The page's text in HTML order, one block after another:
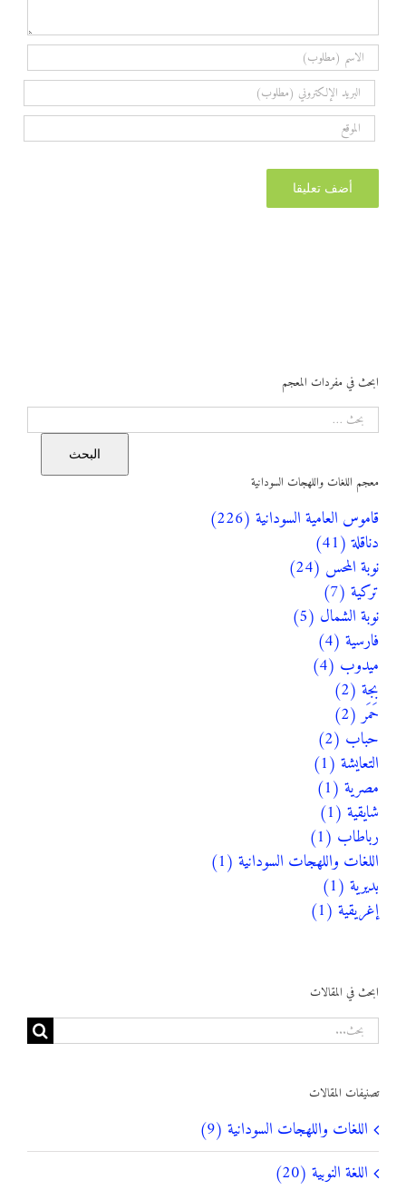
ابحث في المقالات
البحث
عن:
تصنيفات المقالات
اللغات واللهجات السودانية (9)
اللغة النوبية (20)
ابحث في مفردات المعجم
البحث
البحث
معجم اللغات واللهجات السودانية
قاموس العامية السودانية (226)
دناقلة (41)
نوبة المحس (24)
تركية (7)
نوبة الشمال (5)
فارسية (4)
ميدوب (4)
بجة (2)
حَمَر (2)
حباب (2)
التعايشة (1)
مصرية (1)
شايقية (1)
رباطاب (1)
اللغات واللهجات السودانية (1)
بديرية (1)
إغريقية (1)